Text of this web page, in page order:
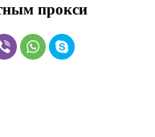
прокси